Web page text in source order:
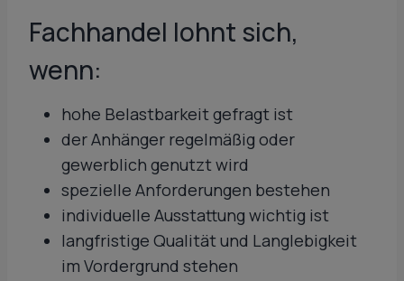
Fachhandel lohnt sich,
wenn:
hohe Belastbarkeit gefragt ist
der Anhänger regelmäßig oder
gewerblich genutzt wird
spezielle Anforderungen bestehen
individuelle Ausstattung wichtig ist
langfristige Qualität und Langlebigkeit
im Vordergrund stehen